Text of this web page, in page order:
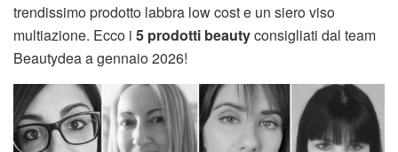
trendissimo prodotto labbra low cost e un siero viso
multiazione. Ecco i 5 prodotti beautyconsigliati dal team
Beautydea a gennaio 2026!